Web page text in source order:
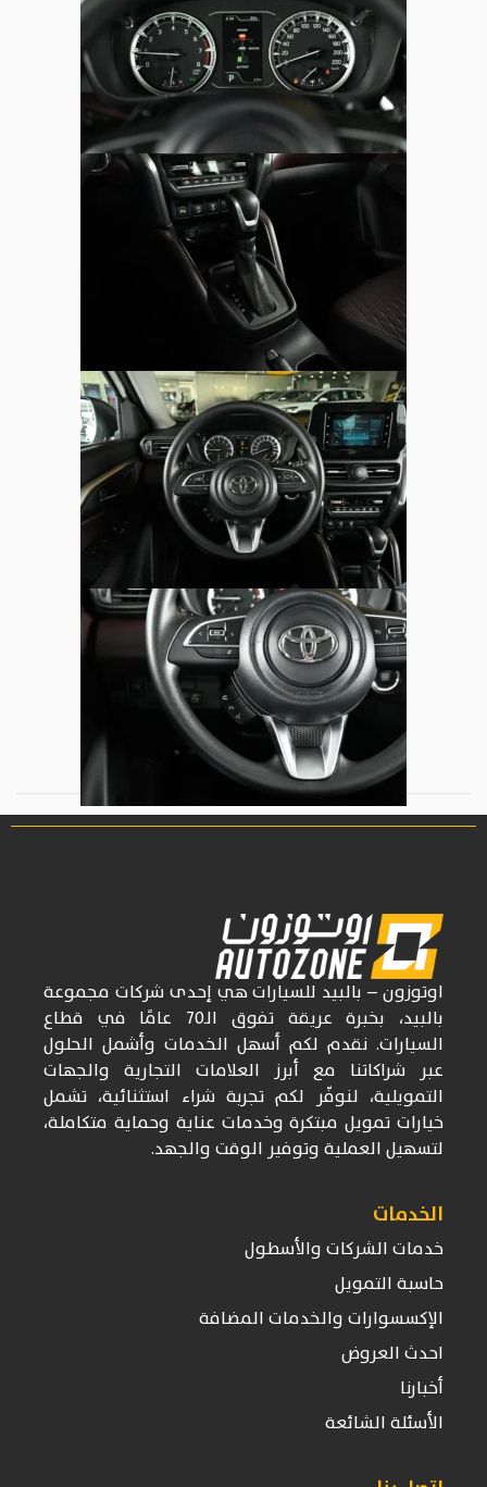
اوتوزون– بالبيد للسياراتهي إحدى شركات مجموعة
بالبيد، بخبرة عريقة تفوق الـ70
عامًا في قطاع
السيارات. نقدم لكم أسهل الخدمات وأشمل الحلول
عبر شراكاتنا مع أبرز العلامات التجارية والجهات
التمويلية، لنوفّر لكم تجربة شراء استثنائية، تشمل
خيارات تمويل مبتكرة وخدمات عناية وحماية متكاملة،
لتسهيل العملية وتوفير الوقت والجهد.
الخدمات
خدمات الشركات والأسطول
حاسبة التمويل
الإكسسوارات والخدمات المضافة
احدث العروض
أخبارنا
الأسئلة الشائعة